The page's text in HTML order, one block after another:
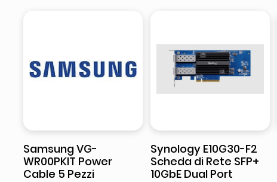
Samsung VG-
WR00PKIT Power
Cable 5 Pezzi
Synology E10G30-F2
Scheda di Rete SFP+
10GbE Dual Port